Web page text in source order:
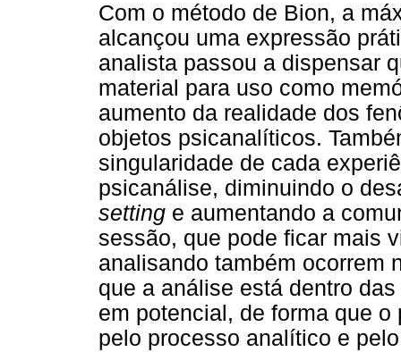
Com o método de Bion, a
alcançou uma expressão
analista passou a dispensar
material para uso como
aumento da realidade dos
objetos psicanalíticos.
singularidade de cada
psicanálise, diminuindo o
setting e aumentando a
sessão, que pode ficar mais
analisando também ocorrem
que a análise está dentro
em potencial, de forma que
pelo processo analítico e